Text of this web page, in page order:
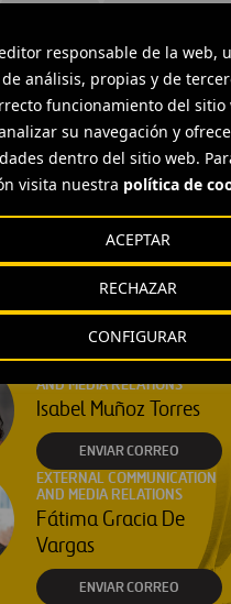
responsable de la web,
análisis, propias y de
funcionamiento del sitio
su navegación y
dentro del sitio web.
visita nuestra política de
CONFIGURAR
RECHAZAR
ACEPTAR
HEAD OF EXTERNAL
COMMUNICATION AND
Ana García Ruiz
ENVIAR CORREO
AND MEDIA RELATIONS
Isabel Muñoz Torres
ENVIAR CORREO
EXTERNAL COMMUNICATION
AND MEDIA RELATIONS
Fátima Gracia De
Vargas
ENVIAR CORREO